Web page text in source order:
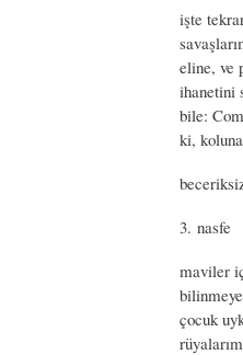
işte
eline, ve
ihanetini
bile:
ki,
3. nasfe
maviler
çocuk